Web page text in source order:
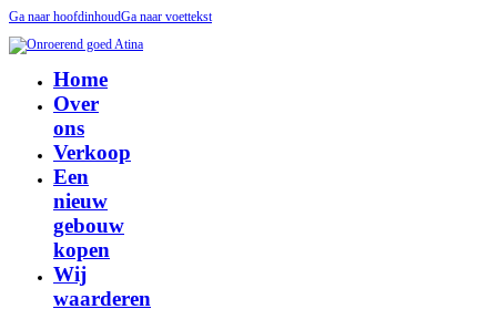
Ga naar hoofdinhoudGa naar voettekst
Home
Over
ons
Verkoop
Een
nieuw
gebouw
kopen
Wij
waarderen